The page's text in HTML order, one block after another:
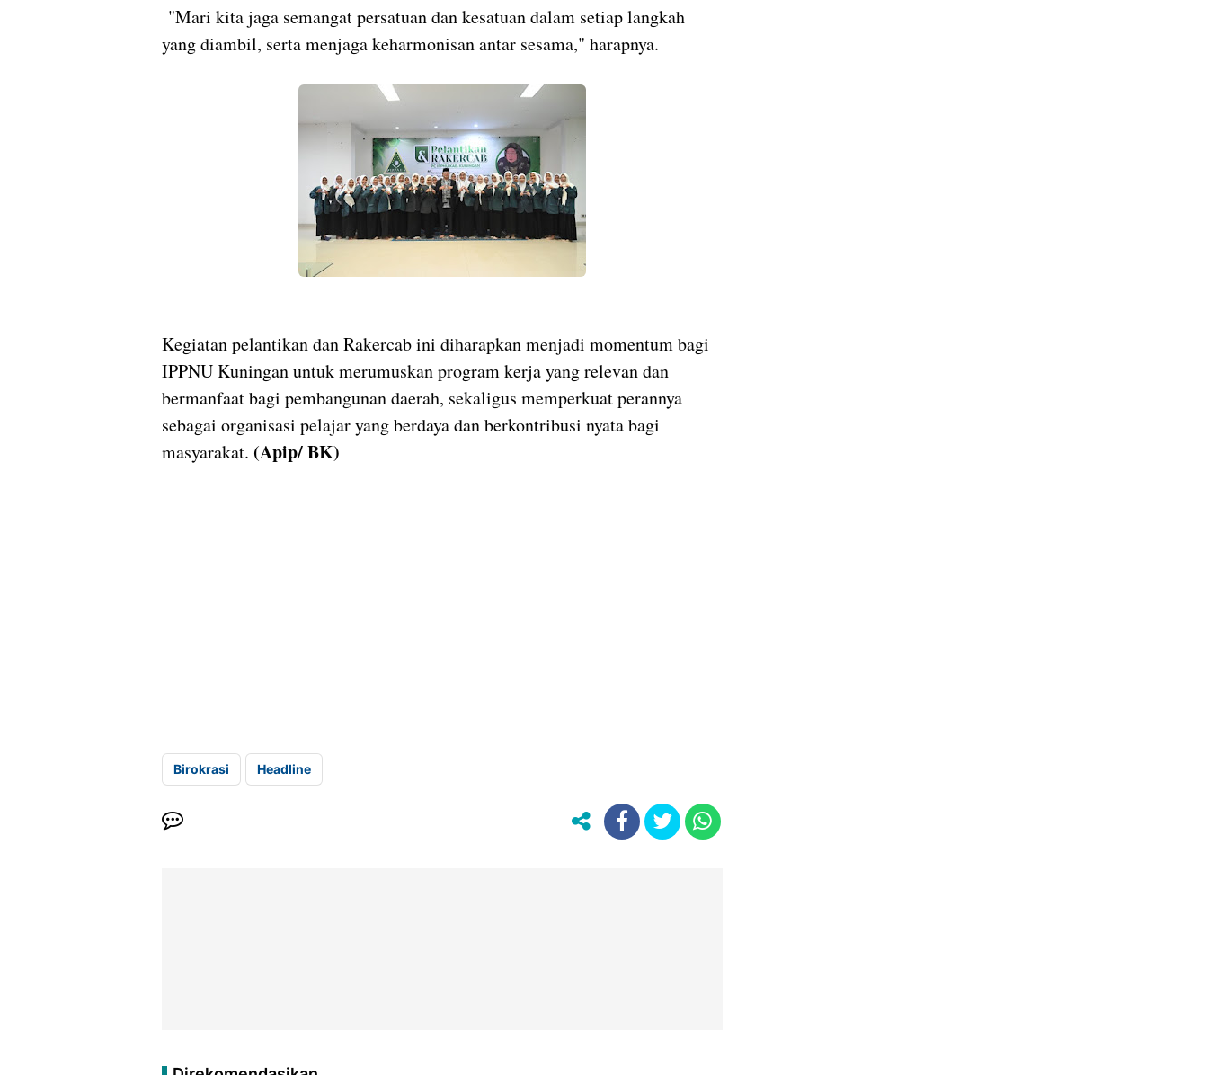
"Mari kita jaga semangat persatuan dan kesatuan dalam setiap langkah
yang diambil, serta menjaga keharmonisan antar sesama," harapnya.
Kegiatan pelantikan dan Rakercab ini diharapkan menjadi momentum bagi
IPPNU Kuningan untuk merumuskan program kerja yang relevan dan
bermanfaat bagi pembangunan daerah, sekaligus memperkuat perannya
sebagai organisasi pelajar yang berdaya dan berkontribusi nyata bagi
masyarakat. (Apip/ BK)
Birokrasi Headline